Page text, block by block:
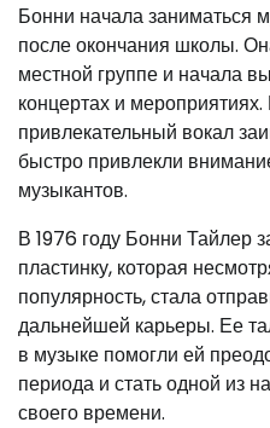
Бонни начала заниматься
после окончания школы.
местной группе и начала
концертах и
привлекательный вокал
быстро привлекли
музыкантов.
В 1976 году Бонни Тайлер
пластинку, которая
популярность, стала
дальнейшей карьеры. Ее
в музыке помогли ей
периода и стать одной из
своего времени.